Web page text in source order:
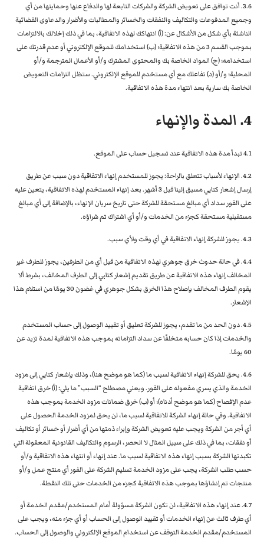
3.6. أنت توافق على تعويض الشركة والشركات التابعة لها والدفاع عنها وحمايتها من أي
وجميع المدفوعات والتكاليف والنفقات والخسائر والمطالبات والأضرار والدعاوى القضائية
الناشئة بأي شكل من الأشكال عن: (أ) انتهاكك لهذه الاتفاقية، بما في ذلك إخلالك بالالتزامات
بموجب القسم 3 من هذه الاتفاقية؛ (ب) استخدامك للموقع الإلكتروني أو عدم قدرتك على
استخدامه؛ (ج) المواد الخاصة بك والمحتوى المشترك و/أو الأعمال المترجمة و/أو
المحلية؛ و/أو (د) تفاعلك مع أي مستخدم للموقع الإلكتروني. ستظل التزامات التعويض
الخاصة بك سارية بعد انتهاء مدة هذه الاتفاقية.
4. المدة والإنهاء
4.1 تبدأ مدة هذه الاتفاقية عند تسجيل حساب على الموقع.
4.2. الإنهاء لأسباب تتعلق بالراحة: يجوز للمستخدم إنهاء الاتفاقية دون سبب عن طريق
إرسال إشعار كتابي مسبق إلينا قبل 3 أشهر. بعد إنهاء المستخدم لهذه الاتفاقية، يتعين عليه
على الفور سداد أي مبالغ مستحقة للشركة حتى تاريخ سريان الإنهاء، بالإضافة إلى أي مبالغ
مستقبلية مستحقة كجزء من الخدمات و/أو أي اشتراك تم شراؤه.
4.3. يجوز للشركة إنهاء الاتفاقية في أي وقت ولأي سبب.
4.4. في حالة حدوث خرق جوهري لهذه الاتفاقية من قبل أي من الطرفين، يجوز للطرف غير
المخالف إنهاء هذه الاتفاقية عن طريق تقديم إشعار كتابي إلى الطرف المخالف، بشرط ألا
يقوم الطرف المخالف بإصلاح هذا الخرق بشكل جوهري في غضون 30 يومًا من استلام هذا
الإشعار.
4.5. دون الحد من ما تقدم، يجوز للشركة تعليق أو تقييد الوصول إلى حساب المستخدم
والخدمات إذا كان حسابه متخلفًا عن سداد التزاماته بموجب هذه الاتفاقية لمدة تزيد عن
60 يومًا.
4.6. يحق للشركة إنهاء الاتفاقية لسبب ما (كما هو موضح هنا)، وذلك بإشعار كتابي إلى مزود
الخدمة والذي يسري مفعوله على الفور. ويعني مصطلح “السبب” ما يلي: (أ) خرق اتفاقية
عدم الإفصاح (كما هو موضح أدناه)؛ أو (ب) خرق ضمانات مزود الخدمة بموجب هذه
الاتفاقية. وفي حالة إنهاء الشركة للاتفاقية لسبب ما، لن يحق لمزود الخدمة الحصول على
أي أجر من الشركة ويجب عليه تعويض الشركة وإبراء ذمتها من أي أضرار أو خسائر أو تكاليف
أو نفقات، بما في ذلك على سبيل المثال لا الحصر، الرسوم والتكاليف القانونية المعقولة التي
تكبدتها الشركة بسبب إنهاء هذه الاتفاقية لسبب ما. عند إنهاء أو انتهاء هذه الاتفاقية و/أو
حسب طلب الشركة، يجب على مزود الخدمة تسليم الشركة على الفور أي منتج عمل و/أو
منتجات تم إنشاؤها بموجب هذه الاتفاقية كجزء من الخدمات حتى تلك النقطة.
4.7. عند إنهاء هذه الاتفاقية، لن تكون الشركة مسؤولة أمام المستخدم/مقدم الخدمة أو
أي طرف ثالث عن إنهاء الخدمات أو تقييد الوصول إلى الحساب أو أي جزء منه، ويجب على
المستخدم/مقدم الخدمة التوقف عن استخدام الموقع الإلكتروني والوصول إلى الحساب.